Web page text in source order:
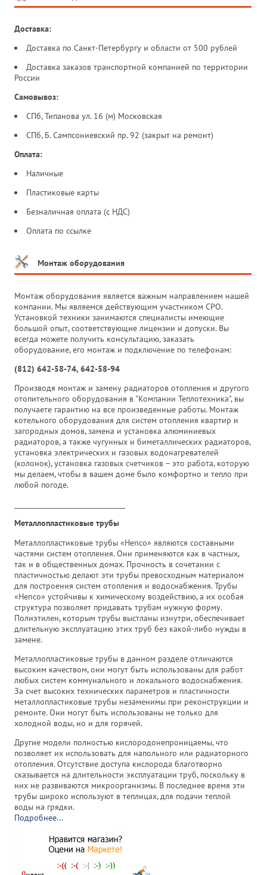
Доставка:
Доставка по Санкт-Петербургу и области от 500 рублей
Доставка заказов транспортной компанией по территории
России
Самовывоз:
СПб, Типанова ул. 16 (м) Московская
СПб, Б. Сампсониевский пр. 92 (закрыт на ремонт)
Оплата:
Наличные
Пластиковые карты
Безналичная оплата (с НДС)
Оплата по ссылке
Монтаж оборудования
Монтаж оборудования является важным направлением нашей
компании. Мы являемся действующим участником СРО.
Установкой техники занимаются специалисты имеющие
большой опыт, соответствующие лицензии и допуски. Вы
всегда можете получить консультацию, заказать
оборудование, его монтаж и подключение по телефонам:
(812) 642-58-74, 642-58-94
Производя монтаж и замену радиаторов отопления и другого
отопительного оборудования в "Компании Теплотехника", вы
получаете гарантию на все произведенные работы. Монтаж
котельного оборудования для систем отопления квартир и
загородных домов, замена и установка алюминиевых
радиаторов, а также чугунных и биметаллических радиаторов,
установка электрических и газовых водонагревателей
(колонок), установка газовых счетчиков – это работа, которую
мы делаем, чтобы в вашем доме было комфортно и тепло при
любой погоде.
Металлопластиковые трубы
Металлопластиковые трубы «Henco» являются составными
частями систем отопления. Они применяются как в частных,
так и в общественных домах. Прочность в сочетании с
пластичностью делают эти трубы превосходным материалом
для построения систем отопления и водоснабжения. Трубы
«Henco» устойчивы к химическому воздействию, а их особая
структура позволяет придавать трубам нужную форму.
Полиэтилен, которым трубы выстланы изнутри, обеспечивает
длительную эксплуатацию этих труб без какой-либо нужды в
замене.
Металлопластиковые трубы в данном разделе отличаются
высоким качеством, они могут быть использованы для работ
любых систем коммунального и локального водоснабжения.
За счет высоких технических параметров и пластичности
металлопластиковые трубы незаменимы при реконструкции и
ремонте. Они могут быть использованы не только для
холодной воды, но и для горячей.
Другие модели полностью кислородонепроницаемы, что
позволяет их использовать для напольного или радиаторного
отопления. Отсутствие доступа кислорода благотворно
сказывается на длительности эксплуатации труб, поскольку в
них не развиваются микроорганизмы. В последнее время эти
трубы широко используют в теплицах, для подачи теплой
воды на грядки.
Подробнее...